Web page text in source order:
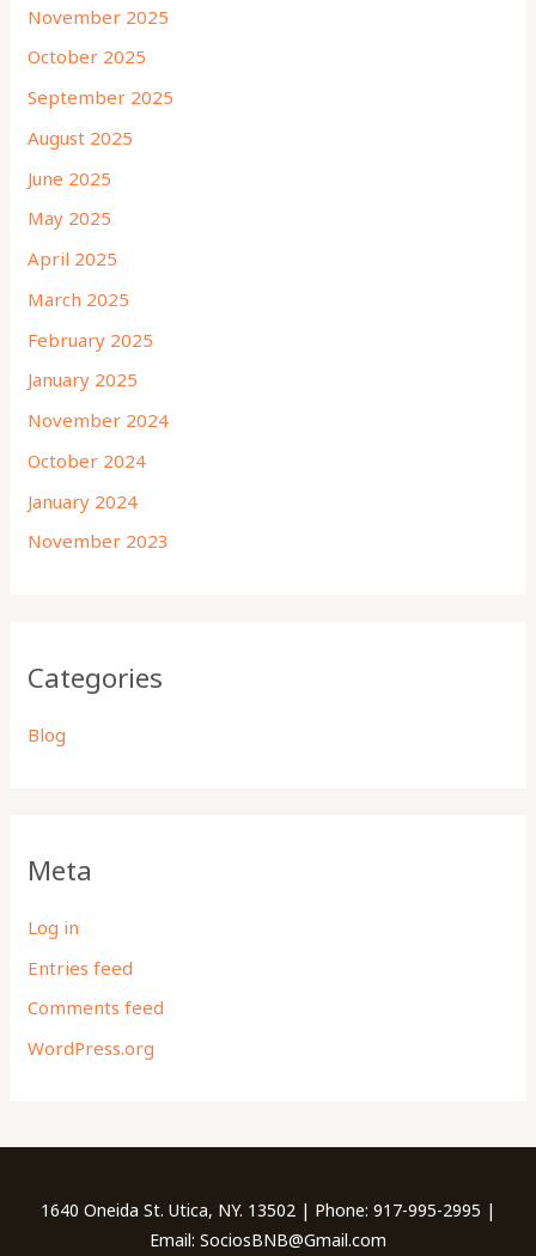
November 2025
October 2025
September 2025
August 2025
June 2025
May 2025
April 2025
March 2025
February 2025
January 2025
November 2024
October 2024
January 2024
November 2023
Categories
Blog
Meta
Log in
Entries feed
Comments feed
WordPress.org
1640 Oneida St. Utica, NY. 13502 | Phone: 917-995-2995 |
Email: SociosBNB@Gmail.com